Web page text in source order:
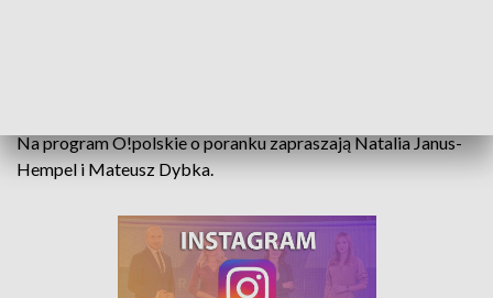
Na program O!polskie o poranku zapraszają Natalia Janus-
Hempel i Mateusz Dybka.